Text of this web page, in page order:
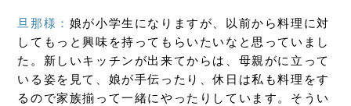
旦那様： 娘が小学生になりますが、以前から料理に対
してもっと興味を持ってもらいたいなと思っていまし
た。新しいキッチンが出来てからは、母親がに立って
いる姿を見て、娘が手伝ったり、休日は私も料理をす
るので家族揃って一緒にやったりしています。そうい